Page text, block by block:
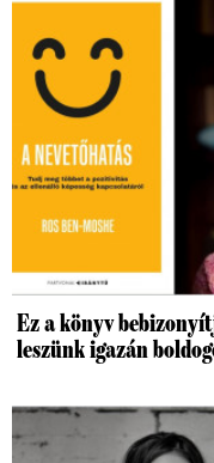
Ez a könyv
leszünk igazán